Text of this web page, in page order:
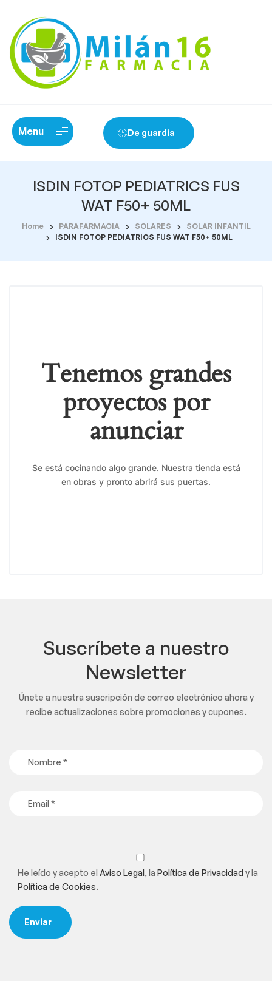
Menu De guardia
ISDIN FOTOP PEDIATRICS FUS
WAT F50+ 50ML
Home PARAFARMACIA SOLARES
SOLAR INFANTIL
ISDIN FOTOP PEDIATRICS FUS WAT F50+ 50ML
Tenemos grandes
proyectos por
anunciar
Se está cocinando algo grande. Nuestra tienda está
en obras y pronto abrirá sus puertas.
Suscríbete a nuestro
Newsletter
Únete a nuestra suscripción de correo electrónico ahora y
recibe actualizaciones sobre promociones y cupones.
He leído y acepto el Aviso Legal, la Política de Privacidady la
Política de Cookies.